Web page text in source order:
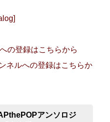
の登録はこちらから
ネルへの登録はこちらか
アンソロジ